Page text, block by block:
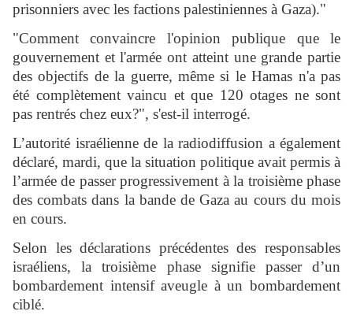
prisonniers avec les factions palestiniennes à Gaza)."
"Comment convaincre l'opinion publique que le
gouvernement et l'armée ont atteint une grande partie
des objectifs de la guerre, même si le Hamas n'a pas
été complètement vaincu et que 120 otages ne sont
pas rentrés chez eux?", s'est-il interrogé.
L’autorité israélienne de la radiodiffusion a également
déclaré, mardi, que la situation politique avait permis à
l’armée de passer progressivement à la troisième phase
des combats dans la bande de Gaza au cours du mois
en cours.
Selon les déclarations précédentes des responsables
israéliens, la troisième phase signifie passer d’un
bombardement intensif aveugle à un bombardement
ciblé.